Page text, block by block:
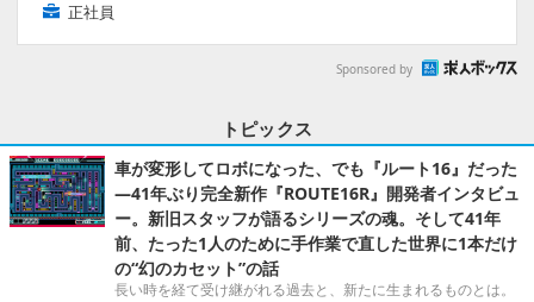
正社員
Sponsored by
トピックス
車が変形してロボになった、でも『ルート16』だった
―41年ぶり完全新作『ROUTE16R』開発者インタビュ
ー。新旧スタッフが語るシリーズの魂。そして41年
前、たった1人のために手作業で直した世界に1本だけ
の“幻のカセット”の話
長い時を経て受け継がれる過去と、新たに生まれるものとは。